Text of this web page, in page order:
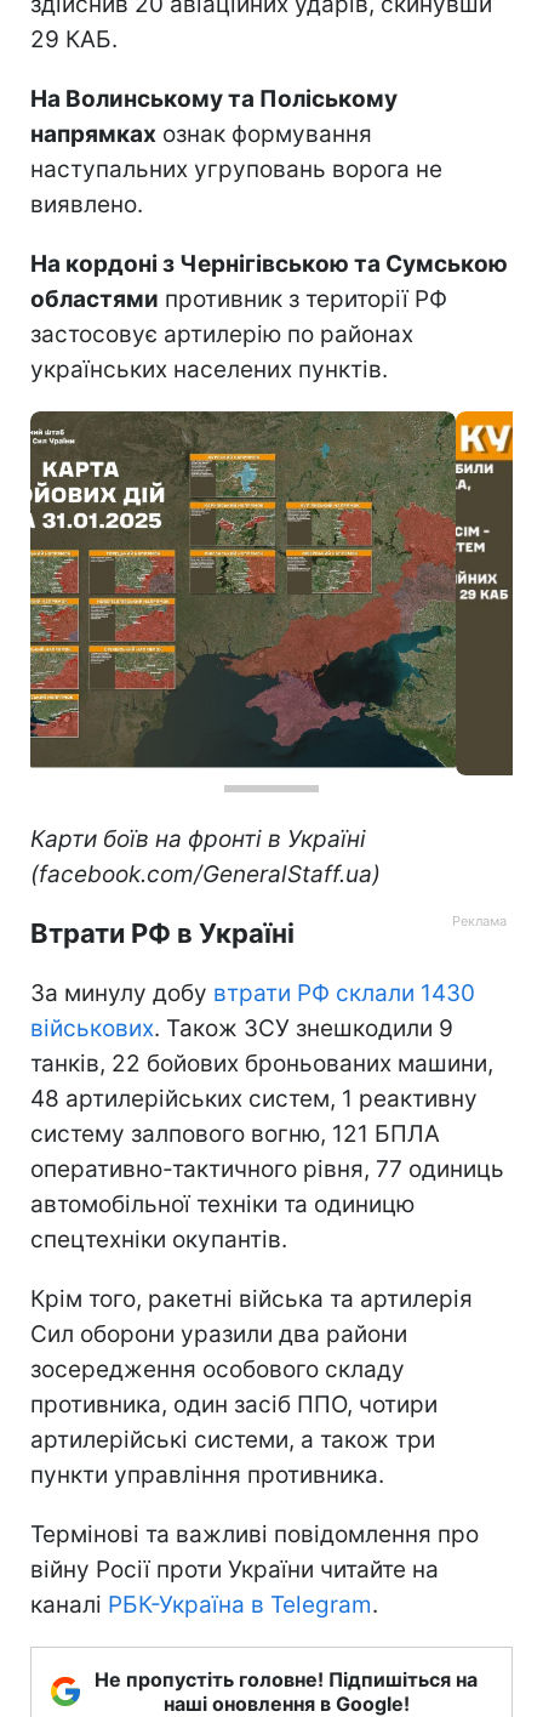
29 КАБ.
На Волинському та Поліському
напрямках ознак формування
наступальних угруповань ворога не
виявлено.
На кордоні з Чернігівською та Сумською
областями противник з території РФ
застосовує артилерію по районах
українських населених пунктів.
Карти боїв на фронті в Україні
(facebook.com/GeneralStaff.ua)
Втрати РФ в Україні
За минулу добу втрати РФ склали 1430
військових. Також ЗСУ знешкодили 9
танків, 22 бойових броньованих машини,
48 артилерійських систем, 1 реактивну
систему залпового вогню, 121 БПЛА
оперативно-тактичного рівня, 77 одиниць
автомобільної техніки та одиницю
спецтехніки окупантів.
Крім того, ракетні війська та артилерія
Сил оборони уразили два райони
зосередження особового складу
противника, один засіб ППО, чотири
артилерійські системи, а також три
пункти управління противника.
Термінові та важливі повідомлення про
війну Росії проти України читайте на
каналі РБК-Україна в Telegram.
Не пропустіть головне! Підпишіться на
наші оновлення в Google!